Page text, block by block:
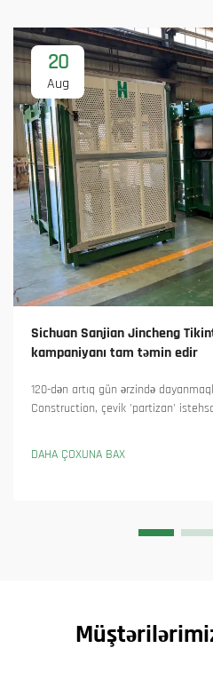
20
Aug
Sichuan Sanjian Jincheng
kampaniyanı tam təmin edir
120-dən artıq gün ərzində
Construction, çevik 'partizan'
DAHA ÇOXUNA BAX